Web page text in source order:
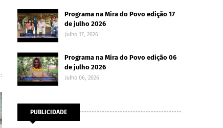
Programa na Mira do Povo edição 17
de julho 2026
Julho 17, 2026
Programa na Mira do Povo edição 06
de julho 2026
Julho 06, 2026
PUBLICIDADE